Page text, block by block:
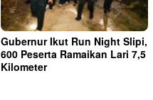
Gubernur Ikut Run Night Slipi,
600 Peserta Ramaikan Lari 7,5
Kilometer